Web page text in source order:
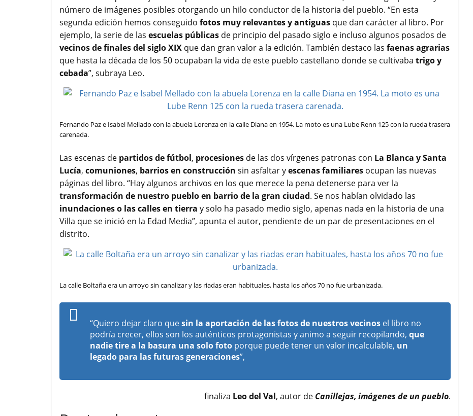
número de imágenes posibles otorgando un hilo conductor de la historia del pueblo. “En esta
segunda edición hemos conseguido fotos muy relevantes y antiguas que dan carácter al libro. Por
ejemplo, la serie de las escuelas públicas de principio del pasado siglo e incluso algunos posados de
vecinos de finales del siglo XIX que dan gran valor a la edición. También destaco las faenas agrarias
que hasta la década de los 50 ocupaban la vida de este pueblo castellano donde se cultivaba trigo y
cebada”, subraya Leo.
Fernando Paz e Isabel Mellado con la abuela Lorenza en la calle Diana en 1954. La moto es una Lube Renn 125 con la rueda trasera
carenada.
Las escenas de partidos de fútbol, procesiones de las dos vírgenes patronas con La Blanca y Santa
Lucía, comuniones, barrios en construcción sin asfaltar yescenas familiares ocupan las nuevas
páginas del libro. “Hay algunos archivos en los que merece la pena detenerse para ver la
transformación de nuestro pueblo en barrio de la gran ciudad. Se nos habían olvidado las
inundaciones o las calles en tierra y solo ha pasado medio siglo, apenas nada en la historia de una
Villa que se inició en la Edad Media”, apunta el autor, pendiente de un par de presentaciones en el
distrito.
La calle Boltaña era un arroyo sin canalizar y las riadas eran habituales, hasta los años 70 no fue urbanizada.
“Quiero dejar claro quesin la aportación de las fotos de nuestros vecinos el libro no
podría crecer, ellos son los auténticos protagonistas y animo a seguir recopilando, que
nadie tire a la basura una solo foto porque puede tener un valor incalculable, un
legado para las futuras generaciones”,
finaliza Leo del Val, autor de Canillejas, imágenes de un pueblo.